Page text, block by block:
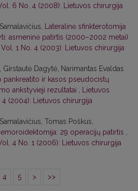
6 No. 4 (2008): Lietuvos chirurgija
Lateralinė sfinkterotomija
asmeninė patirtis (2000–2002 metai)
Vol. 1 No. 4 (2003): Lietuvos chirurgija
Girstautė Dagytė, Narimantas Evaldas
pankreatito ir kasos pseudocistų
ankstyvieji rezultatai
Lietuvos
(2004): Lietuvos chirurgija
Tomas Poškus,
29 operacijų patirtis
4 No. 1 (2006): Lietuvos chirurgija
4 5 > >>